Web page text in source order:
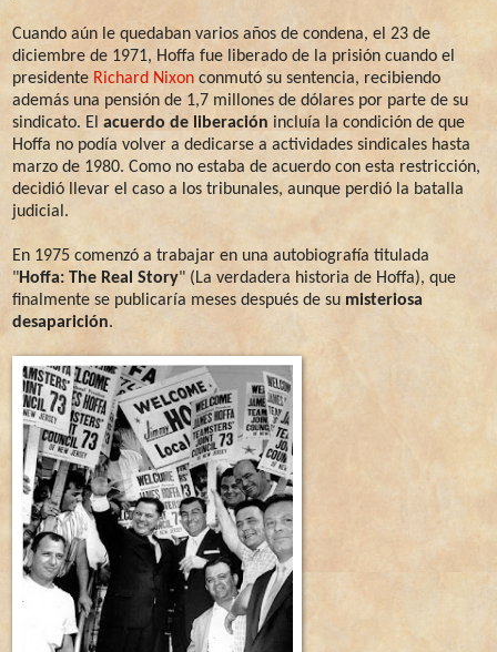
Cuando aún le quedaban varios años de condena, el 23 de
diciembre de 1971, Hoffa fue liberado de la prisión cuando el
presidente Richard Nixon conmutó su sentencia, recibiendo
además una pensión de 1,7 millones de dólares por parte de su
sindicato. El acuerdo de liberación incluía la condición de que
Hoffa no podía volver a dedicarse a actividades sindicales hasta
marzo de 1980. Como no estaba de acuerdo con esta restricción,
decidió llevar el caso a los tribunales, aunque perdió la batalla
judicial.
En 1975 comenzó a trabajar en una autobiografía titulada
"Hoffa: The Real Story" (La verdadera historia de Hoffa), que
finalmente se publicaría meses después de su misteriosa
desaparición.